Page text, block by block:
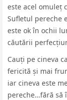
este acel omuleț
Sufletul pereche
este ok în ochii
căutării
Cauți pe cineva
fericită și mai
iar cineva este
pereche…fără să